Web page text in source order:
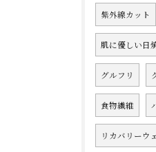
紫外線カット
肌に優しい日
グルフリ
食物繊維
リカバリーウ